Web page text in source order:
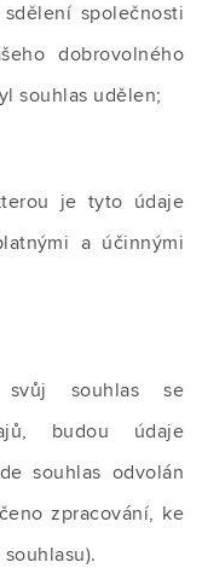
společnosti
dobrovolného
souhlas udělen;
je tyto údaje
a účinnými
souhlas se
budou údaje
souhlas odvolán
zpracování, ke